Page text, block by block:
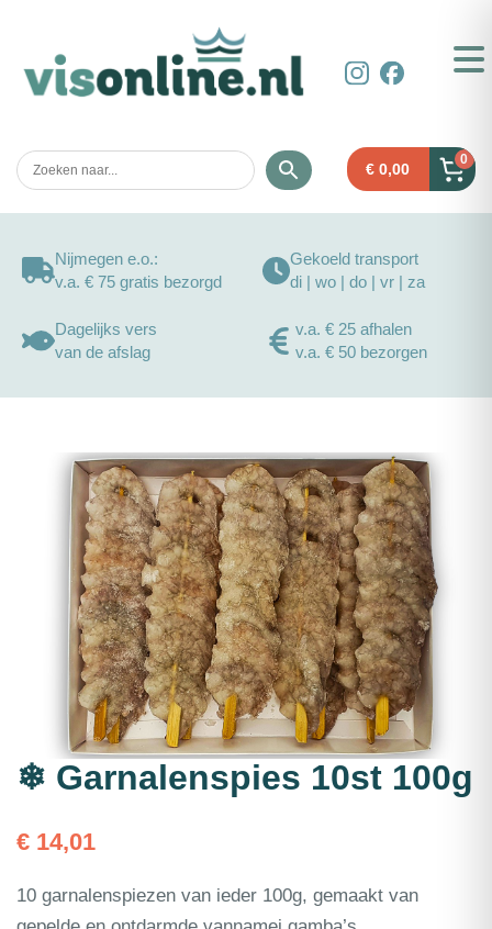
€ 0,00
0
Nijmegen e.o.:
v.a. € 75 gratis bezorgd
Gekoeld transport
di | wo | do | vr | za
Dagelijks vers
van de afslag
v.a. € 25 afhalen
v.a. € 50 bezorgen
❄ Garnalenspies 10st 100g
€ 14,01
10 garnalenspiezen van ieder 100g, gemaakt van